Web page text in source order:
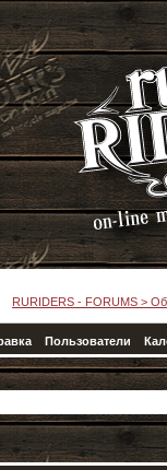
RURIDERS - FORUMS >
Пользователи